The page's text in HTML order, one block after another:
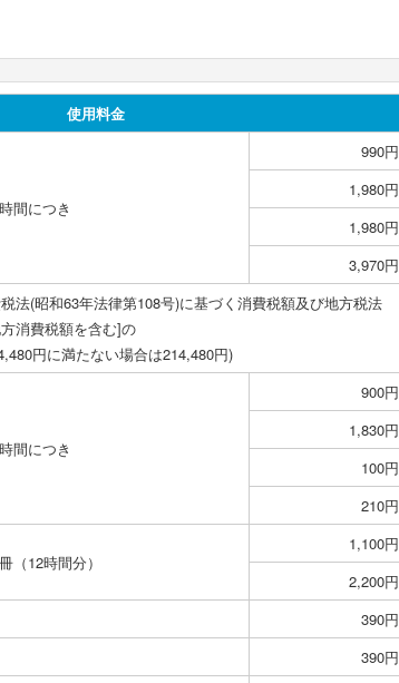
使用料金
間につき
990円
1,980円
1,980円
3,970円
法(昭和63年法律第108号)に基づく消費税額及び地方税法
消費税額を含む]の
円に満たない場合は214,480円)
間につき
900円
1,830円
100円
210円
（12時間分）
1,100円
2,200円
390円
390円